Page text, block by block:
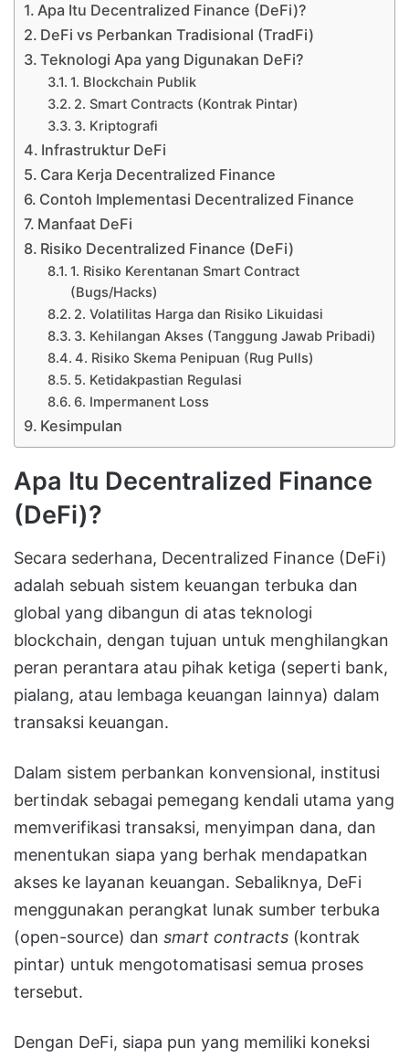
Apa Itu Decentralized Finance (DeFi)?
DeFi vs Perbankan Tradisional (TradFi)
Teknologi Apa yang Digunakan DeFi?
1. Blockchain Publik
2. Smart Contracts (Kontrak Pintar)
3. Kriptografi
Infrastruktur DeFi
Cara Kerja Decentralized Finance
Contoh Implementasi Decentralized Finance
Manfaat DeFi
Risiko Decentralized Finance (DeFi)
1. Risiko Kerentanan Smart Contract
(Bugs/Hacks)
2. Volatilitas Harga dan Risiko Likuidasi
3. Kehilangan Akses (Tanggung Jawab Pribadi)
4. Risiko Skema Penipuan (Rug Pulls)
5. Ketidakpastian Regulasi
6. Impermanent Loss
Kesimpulan
Apa Itu Decentralized Finance
(DeFi)?
Secara sederhana, Decentralized Finance (DeFi)
adalah sebuah sistem keuangan terbuka dan
global yang dibangun di atas teknologi
blockchain, dengan tujuan untuk menghilangkan
peran perantara atau pihak ketiga (seperti bank,
pialang, atau lembaga keuangan lainnya) dalam
transaksi keuangan.
Dalam sistem perbankan konvensional, institusi
bertindak sebagai pemegang kendali utama yang
memverifikasi transaksi, menyimpan dana, dan
menentukan siapa yang berhak mendapatkan
akses ke layanan keuangan. Sebaliknya, DeFi
menggunakan perangkat lunak sumber terbuka
(open-source) dan smart contracts (kontrak
pintar) untuk mengotomatisasi semua proses
tersebut.
Dengan DeFi, siapa pun yang memiliki koneksi